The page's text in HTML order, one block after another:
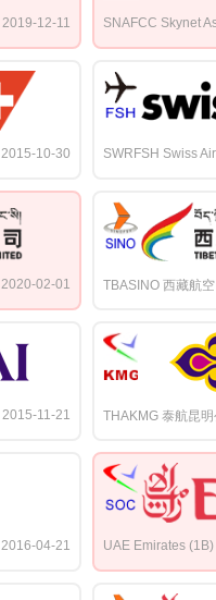
2019-12-11 SNAFCC Skynet
2015-10-30 SWRFSH Swiss
2020-02-01 TBASINO 西藏航
2015-11-21 THAKMG 泰航昆
2016-04-21 UAE Emirates (1B)